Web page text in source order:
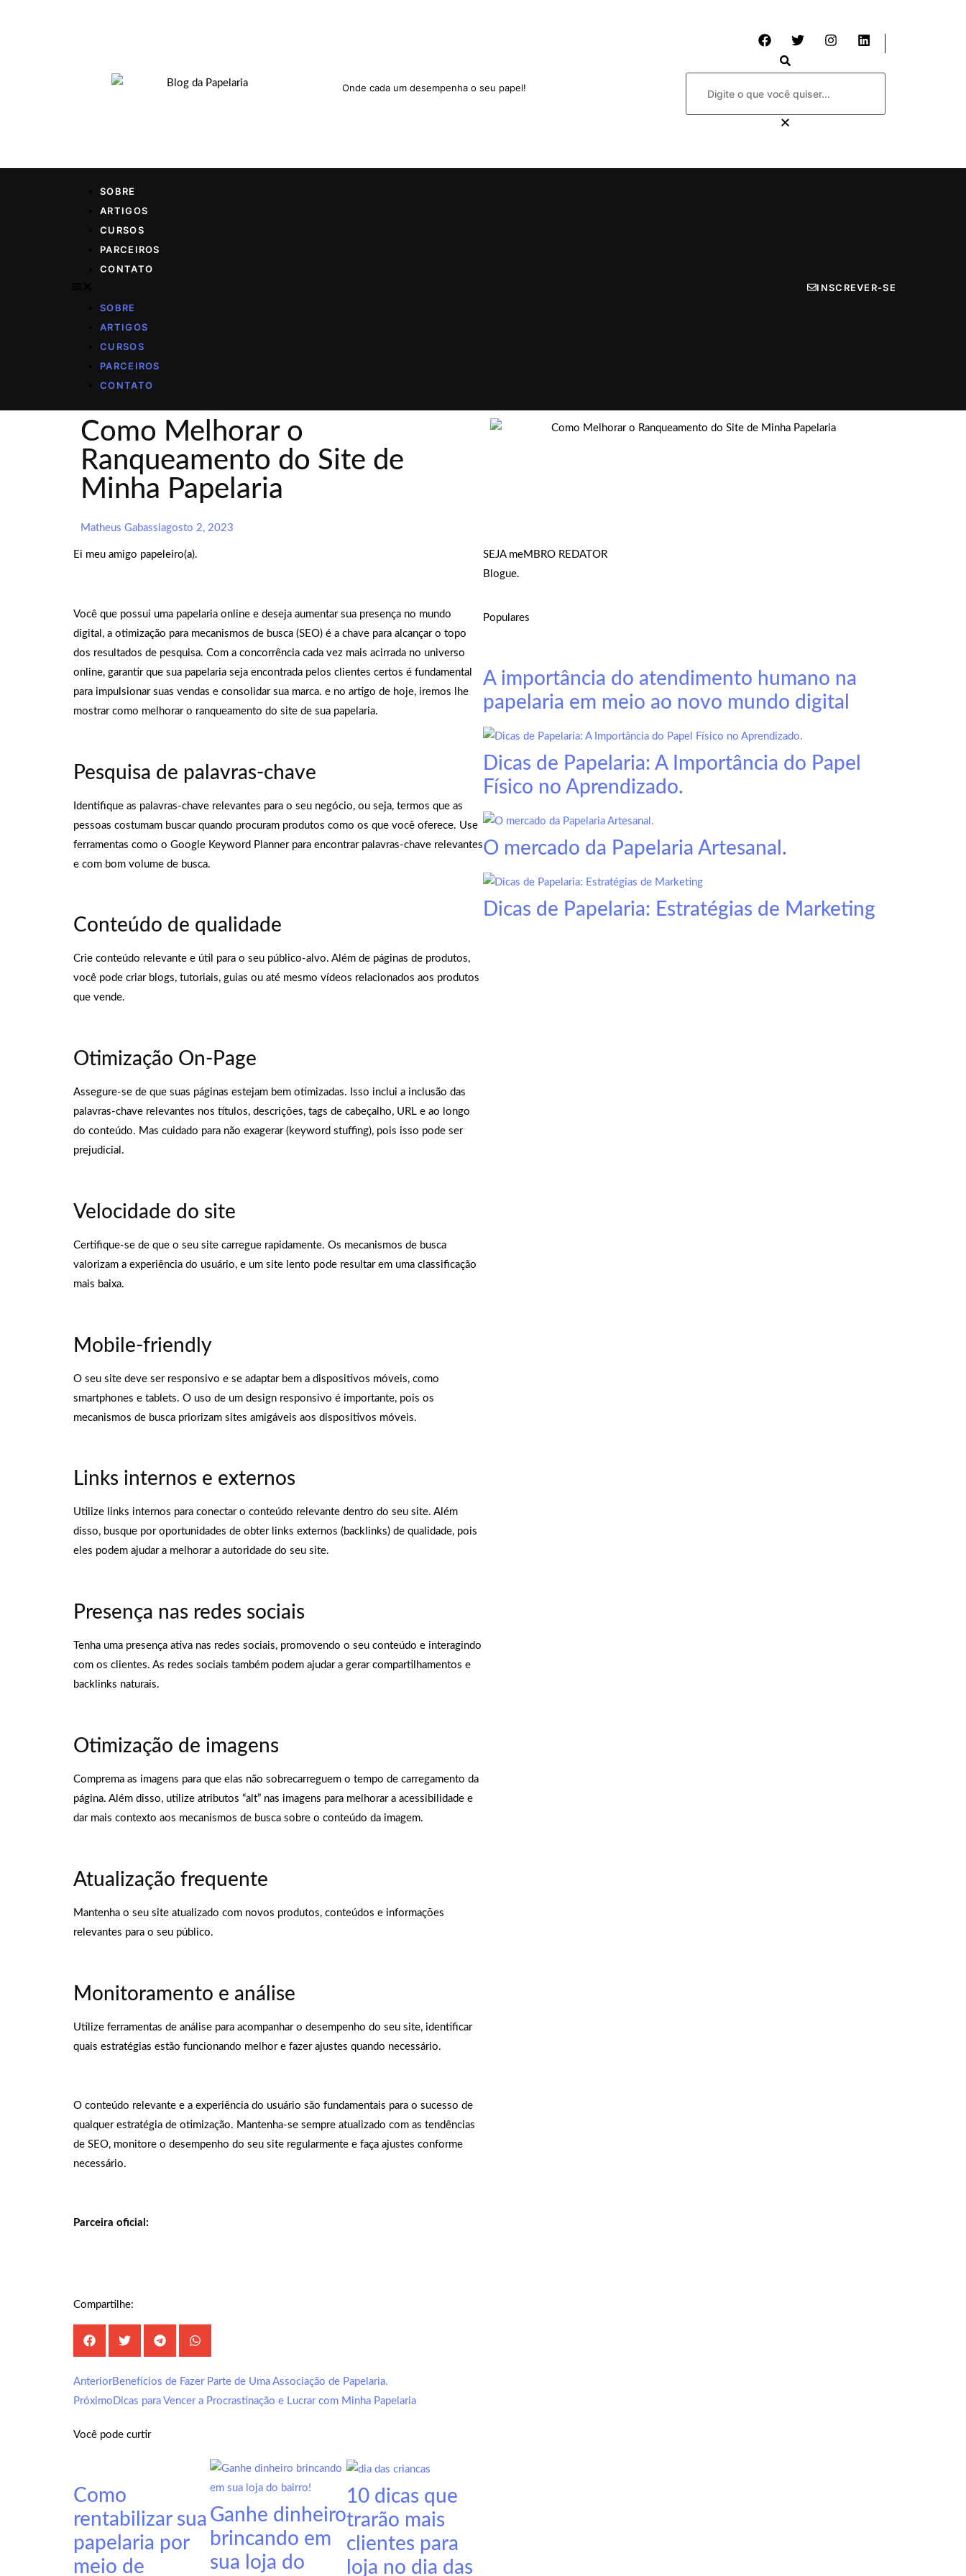
Onde cada um desempenha o seu papel!
SOBRE
ARTIGOS
CURSOS
PARCEIROS
CONTATO
SOBRE
ARTIGOS
CURSOS
PARCEIROS
CONTATO
INSCREVER-SE
Como Melhorar o
Ranqueamento do Site de
Minha Papelaria
Matheus Gabassiagosto 2, 2023
Ei meu amigo papeleiro(a).
Você que possui uma papelaria online e deseja aumentar sua presença no mundo
digital, a otimização para mecanismos de busca (SEO) é a chave para alcançar o topo
dos resultados de pesquisa. Com a concorrência cada vez mais acirrada no universo
online, garantir que sua papelaria seja encontrada pelos clientes certos é fundamental
para impulsionar suas vendas e consolidar sua marca. e no artigo de hoje, iremos lhe
mostrar como melhorar o ranqueamento do site de sua papelaria.
Pesquisa de palavras-chave
Identifique as palavras-chave relevantes para o seu negócio, ou seja, termos que as
pessoas costumam buscar quando procuram produtos como os que você oferece. Use
ferramentas como o Google Keyword Planner para encontrar palavras-chave relevantes
e com bom volume de busca.
Conteúdo de qualidade
Crie conteúdo relevante e útil para o seu público-alvo. Além de páginas de produtos,
você pode criar blogs, tutoriais, guias ou até mesmo vídeos relacionados aos produtos
que vende.
Otimização On-Page
Assegure-se de que suas páginas estejam bem otimizadas. Isso inclui a inclusão das
palavras-chave relevantes nos títulos, descrições, tags de cabeçalho, URL e ao longo
do conteúdo. Mas cuidado para não exagerar (keyword stuffing), pois isso pode ser
prejudicial.
Velocidade do site
Certifique-se de que o seu site carregue rapidamente. Os mecanismos de busca
valorizam a experiência do usuário, e um site lento pode resultar em uma classificação
mais baixa.
Mobile-friendly
O seu site deve ser responsivo e se adaptar bem a dispositivos móveis, como
smartphones e tablets. O uso de um design responsivo é importante, pois os
mecanismos de busca priorizam sites amigáveis aos dispositivos móveis.
Links internos e externos
Utilize links internos para conectar o conteúdo relevante dentro do seu site. Além
disso, busque por oportunidades de obter links externos (backlinks) de qualidade, pois
eles podem ajudar a melhorar a autoridade do seu site.
Presença nas redes sociais
Tenha uma presença ativa nas redes sociais, promovendo o seu conteúdo e interagindo
com os clientes. As redes sociais também podem ajudar a gerar compartilhamentos e
backlinks naturais.
Otimização de imagens
Comprema as imagens para que elas não sobrecarreguem o tempo de carregamento da
página. Além disso, utilize atributos “alt” nas imagens para melhorar a acessibilidade e
dar mais contexto aos mecanismos de busca sobre o conteúdo da imagem.
Atualização frequente
Mantenha o seu site atualizado com novos produtos, conteúdos e informações
relevantes para o seu público.
Monitoramento e análise
Utilize ferramentas de análise para acompanhar o desempenho do seu site, identificar
quais estratégias estão funcionando melhor e fazer ajustes quando necessário.
O conteúdo relevante e a experiência do usuário são fundamentais para o sucesso de
qualquer estratégia de otimização. Mantenha-se sempre atualizado com as tendências
de SEO, monitore o desempenho do seu site regularmente e faça ajustes conforme
necessário.
Parceira oficial:
Compartilhe:
AnteriorBenefícios de Fazer Parte de Uma Associação de Papelaria.
Próximo Dicas para Vencer a Procrastinação e Lucrar com Minha Papelaria
Você pode curtir
Como
rentabilizar sua
papelaria por
meio de
Ganhe dinheiro
brincando em
sua loja do
10 dicas que
trarão mais
clientes para
loja no dia das
SEJA meMBRO REDATOR
Blogue.
Populares
A importância do atendimento humano na
papelaria em meio ao novo mundo digital
Dicas de Papelaria: A Importância do Papel
Físico no Aprendizado.
O mercado da Papelaria Artesanal.
Dicas de Papelaria: Estratégias de Marketing